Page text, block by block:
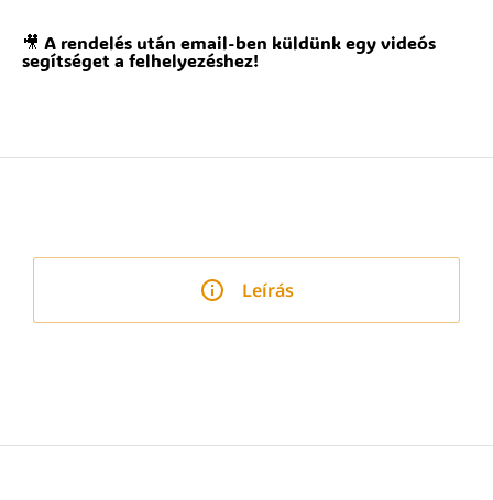
🎥 A rendelés után email-ben küldünk egy videós
segítséget a felhelyezéshez!
Leírás